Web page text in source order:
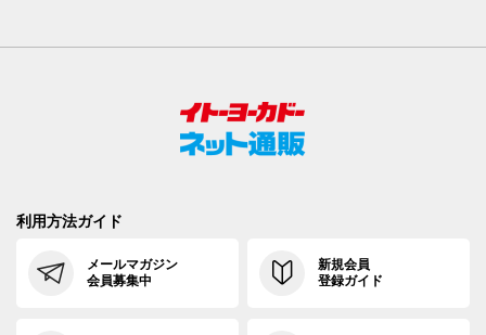
利用方法ガイド
メールマガジン
会員募集中
新規会員
登録ガイド